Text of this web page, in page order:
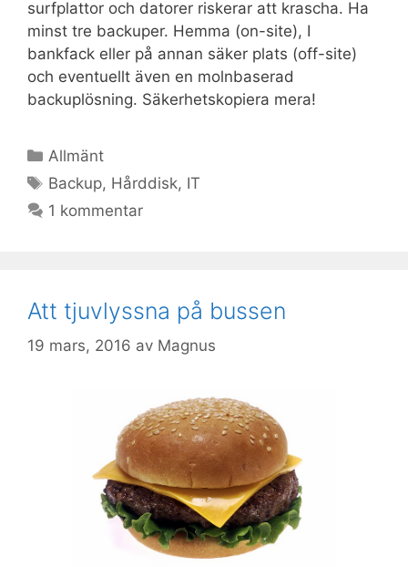
surfplattor och datorer riskerar att krascha. Ha
minst tre backuper. Hemma (on-site), I
bankfack eller på annan säker plats (off-site)
och eventuellt även en molnbaserad
backuplösning. Säkerhetskopiera mera!
Kategorier
Allmänt
Etiketter
Backup, Hårddisk, IT
1 kommentar
Att tjuvlyssna på bussen
19 mars, 2016 av Magnus